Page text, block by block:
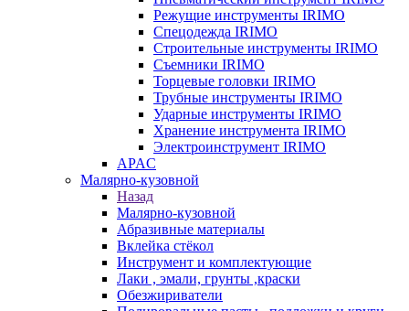
Режущие инструменты IRIMO
Спецодежда IRIMO
Строительные инструменты IRIMO
Съемники IRIMO
Торцевые головки IRIMO
Трубные инструменты IRIMO
Ударные инструменты IRIMO
Хранение инструмента IRIMO
Электроинструмент IRIMO
APAC
Малярно-кузовной
Назад
Малярно-кузовной
Абразивные материалы
Вклейка стёкол
Инструмент и комплектующие
Лаки , эмали, грунты ,краски
Обезжириватели